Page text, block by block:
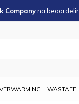
Companyna